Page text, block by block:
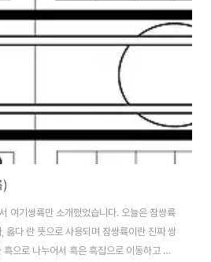
상 말을 둘수 있는 공간이 없으면 전반전이
자기 말들을 한칸씩 이동하여 고누를 만들어
누가..
)
여기쌍륙만 소개했었습니다. 오늘은 참쌍륙
옳다 란 뜻으로 사용되며 참쌍륙이란 진짜 쌍
으로 나누어서 흑은 흑집으로 이동하고 백